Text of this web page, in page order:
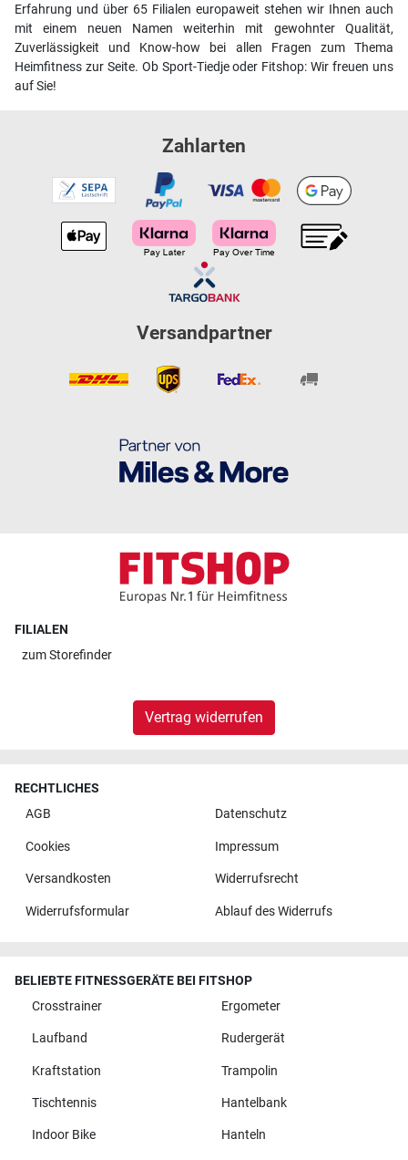
Erfahrung und über 65 Filialen europaweit stehen wir Ihnen auch
mit einem neuen Namen weiterhin mit gewohnter Qualität,
Zuverlässigkeit und Know-how bei allen Fragen zum Thema
Heimfitness zur Seite. Ob Sport-Tiedje oder Fitshop: Wir freuen uns
auf Sie!
Zahlarten
Versandpartner
FILIALEN
zumStorefinder
Vertrag widerrufen
RECHTLICHES
AGB
Datenschutz
Cookies Impressum
Versandkosten Widerrufsrecht
Widerrufsformular Ablauf des Widerrufs
BELIEBTE FITNESSGERÄTE BEI FITSHOP
Crosstrainer
Ergometer
Laufband Rudergerät
Kraftstation Trampolin
Tischtennis Hantelbank
Indoor Bike Hanteln